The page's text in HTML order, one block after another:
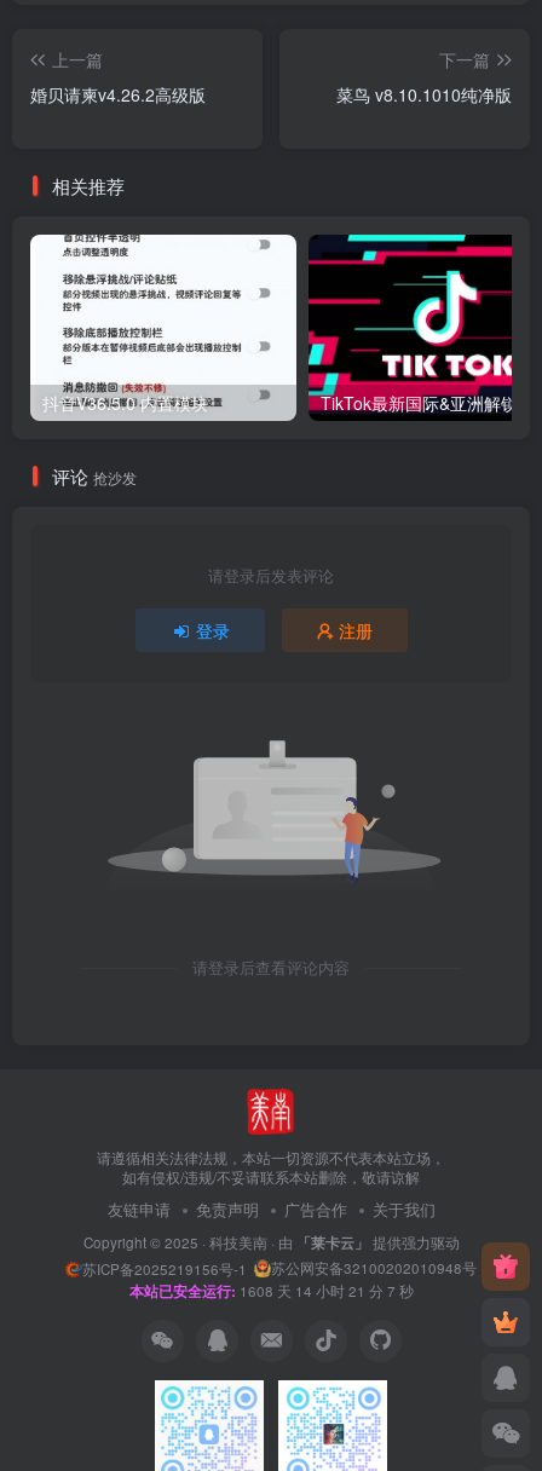
上一篇
婚贝请柬v4.26.2高级版
下一篇
菜鸟 v8.10.1010纯净版
相关推荐
抖音V36.5.0 内置模块
评论 抢沙发
请登录后发表评论
登录 注册
请登录后查看评论内容
请遵循相关法律法规，本站一切资源不代表本站立场，
如有侵权/违规/不妥请联系本站删除，敬请谅解
友链申请 免责声明 广告合作 关于我们
Copyright © 2025 · 科技美南 · 由 「莱卡云」 提供强力驱动
苏ICP备2025219156号-1
苏公网安备32100202010948号
本站已安全运行: 1608 天 14 小时21 分 8 秒